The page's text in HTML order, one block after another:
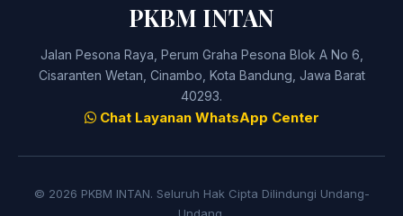
PKBM INTAN
Jalan Pesona Raya, Perum Graha Pesona Blok A No 6,
Cisaranten Wetan, Cinambo, Kota Bandung, Jawa Barat
40293.
Chat Layanan WhatsApp Center
© 2026 PKBM INTAN. Seluruh Hak Cipta Dilindungi Undang-
Undang.